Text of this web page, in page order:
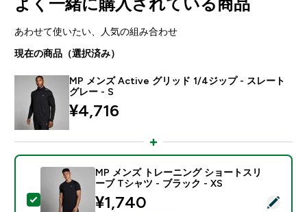
あわせて使いたい、人気の組み合わせ
現在の商品（選択済み）
MP メンズ Active グリッド 1/4ジップ - スレート
グレー - S
¥4,716‎
この商品を選択 - MP メンズ トレーニング ショート
MP メンズ トレーニング ショートスリ
ーブ Tシャツ - ブラック - XS
discounted price
¥1,740‎